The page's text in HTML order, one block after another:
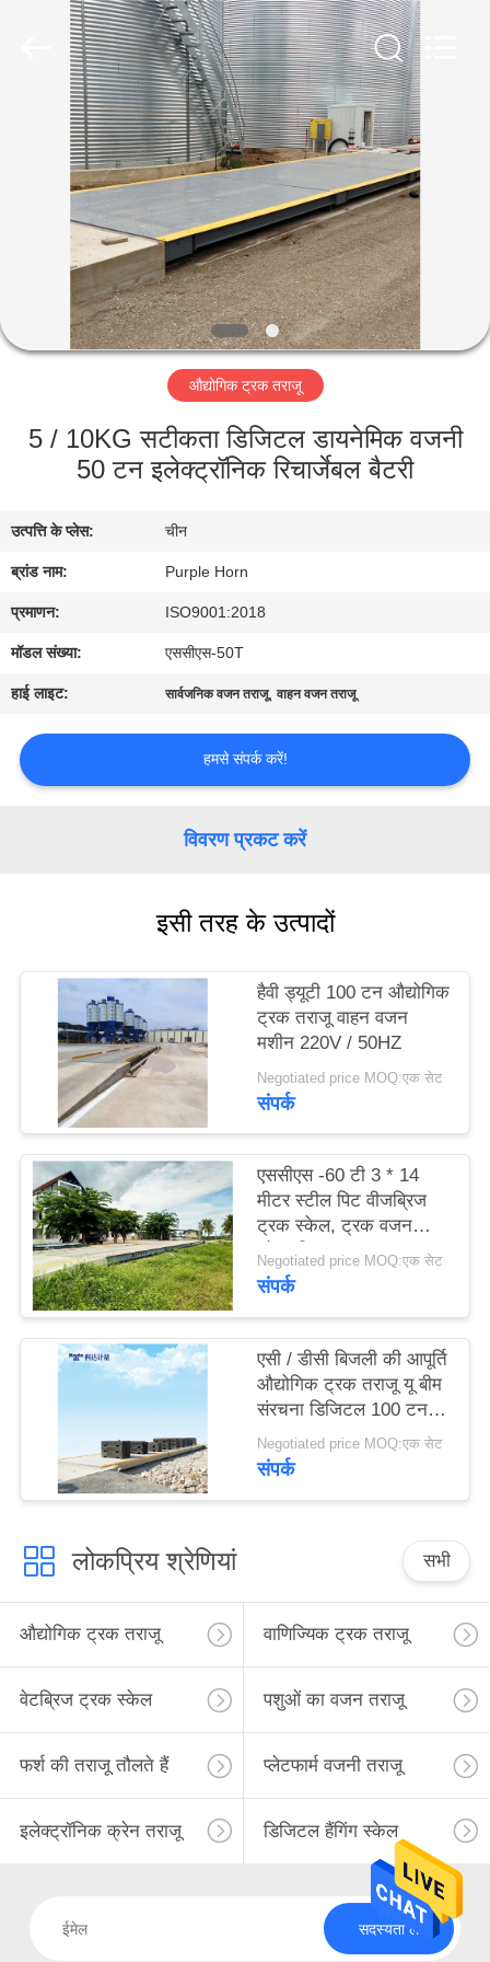
उत्पादों
में
भ्रमण
नियंत्रण
संपर्क
करें
एक
साइटमैप
PRIVACY
POLICY
औद्योगिक ट्रक तराजू
5 / 10KG सटीकता डिजिटल डायनेमिक वजनी
50 टन इलेक्ट्रॉनिक रिचार्जेबल बैटरी
उत्पत्ति के प्लेस: चीन
ब्रांड नाम: Purple Horn
प्रमाणन: ISO9001:2018
मॉडल संख्या: एससीएस-50T
हाई लाइट: सार्वजनिक वजन तराजू,वाहन वजन तराजू
हमसे संपर्क करें!
विवरण प्रकट करें
इसी तरह के उत्पादों
हैवी ड्यूटी 100 टन औद्योगिक
ट्रक तराजू वाहन वजन
मशीन 220V / 50HZ
Negotiated price MOQ:एक सेट
संपर्क
एससीएस -60 टी 3 * 14
मीटर स्टील पिट वीजब्रिज
ट्रक स्केल, ट्रक वजन
स्केल स्थिर
Negotiated price MOQ:एक सेट
संपर्क
एसी / डीसी बिजली की आपूर्ति
औद्योगिक ट्रक तराजू यू बीम
संरचना डिजिटल 100 टन
वजनी
Negotiated price MOQ:एक सेट
संपर्क
लोकप्रिय श्रेणियां सभी
औद्योगिक ट्रक तराजू वाणिज्यिक ट्रक तराजू
वेटब्रिज ट्रक स्केल पशुओं का वजन तराजू
फर्श की तराजू तौलते हैं प्लेटफार्म वजनी तराजू
इलेक्ट्रॉनिक क्रेन तराजू डिजिटल हैंगिंग स्केल
सदस्यता लें